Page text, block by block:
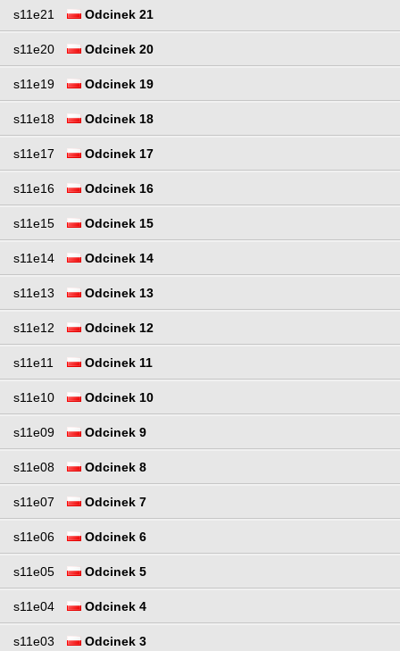
s11e21 Odcinek 21
s11e20 Odcinek 20
s11e19 Odcinek 19
s11e18 Odcinek 18
s11e17 Odcinek 17
s11e16 Odcinek 16
s11e15 Odcinek 15
s11e14 Odcinek 14
s11e13 Odcinek 13
s11e12 Odcinek 12
s11e11 Odcinek 11
s11e10 Odcinek 10
s11e09 Odcinek 9
s11e08 Odcinek 8
s11e07 Odcinek 7
s11e06 Odcinek 6
s11e05 Odcinek 5
s11e04 Odcinek 4
s11e03 Odcinek 3